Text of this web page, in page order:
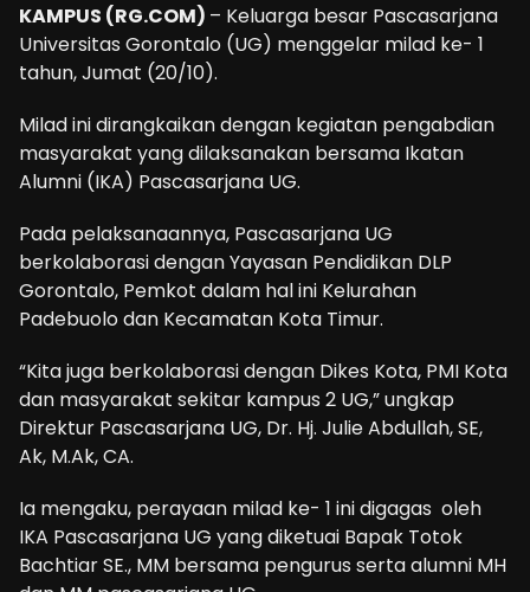
KAMPUS (RG.COM) – Keluarga besar Pascasarjana
Universitas Gorontalo (UG) menggelar milad ke- 1
tahun, Jumat (20/10).
Milad ini dirangkaikan dengan kegiatan pengabdian
masyarakat yang dilaksanakan bersama Ikatan
Alumni (IKA) Pascasarjana UG.
Pada pelaksanaannya, Pascasarjana UG
berkolaborasi dengan Yayasan Pendidikan DLP
Gorontalo, Pemkot dalam hal ini Kelurahan
Padebuolo dan Kecamatan Kota Timur.
“Kita juga berkolaborasi dengan Dikes Kota, PMI Kota
dan masyarakat sekitar kampus 2 UG,” ungkap
Direktur Pascasarjana UG, Dr. Hj. Julie Abdullah, SE,
Ak, M.Ak, CA.
Ia mengaku, perayaan milad ke- 1 ini digagas oleh
IKA Pascasarjana UG yang diketuai Bapak Totok
Bachtiar SE., MM bersama pengurus serta alumni MH